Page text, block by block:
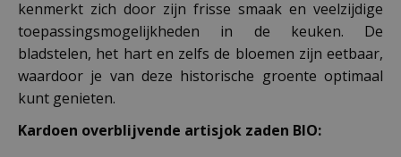
kenmerkt zich door zijn frisse smaak en veelzijdige
toepassingsmogelijkheden in de keuken. De
bladstelen, het hart en zelfs de bloemen zijn eetbaar,
waardoor je van deze historische groente optimaal
kunt genieten.
Kardoen overblijvende artisjok zaden BIO: